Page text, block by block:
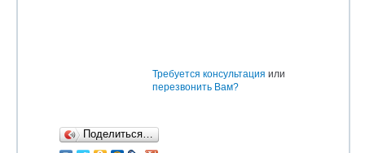
Поделиться…
Требуется консультация или
перезвонить Вам?